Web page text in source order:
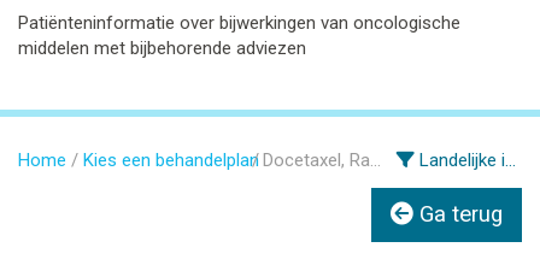
Patiënteninformatie over bijwerkingen van oncologische
middelen met bijbehorende adviezen
Home Kies een behandelplan Docetaxel, Ramucirumab Landelijke informatie
Ga terug